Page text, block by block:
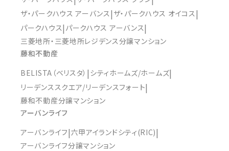
ザ・パークハウス アーバンス ザ・パークハウス オイコス
パークハウス パークハウス アーバンス
三菱地所・三菱地所レジデンス分譲マンション
藤和不動産
BELISTA（ベリスタ） シティホームズ/ホームズ
リーデンススクエア/リーデンスフォート
藤和不動産分譲マンション
アーバンライフ
アーバンライフ 六甲アイランドシティ(RIC)
アーバンライフ分譲マンション